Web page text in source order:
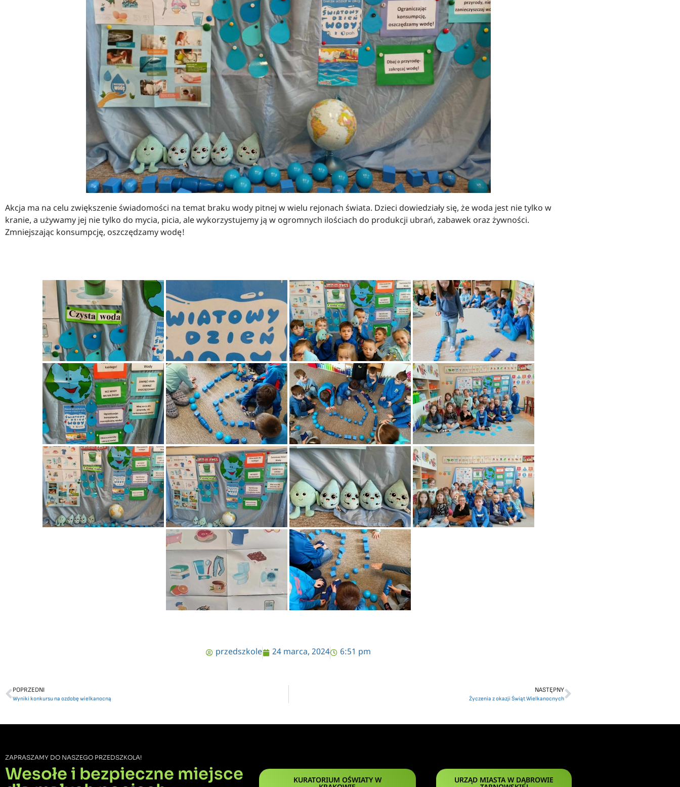
Akcja ma na celu zwiększenie świadomości na temat braku wody pitnej w wielu rejonach świata. Dzieci dowiedziały się, że woda jest nie tylko w
kranie, a używamy jej nie tylko do mycia, picia, ale wykorzystujemy ją w ogromnych ilościach do produkcji ubrań, zabawek oraz żywności.
Zmniejszając konsumpcję, oszczędzamy wodę!
przedszkole 24 marca, 2024 6:51 pm
POPRZEDNI
Wyniki konkursu na ozdobę wielkanocną
NASTĘPNY
Życzenia z okazji Świąt Wielkanocnych
ZAPRASZAMY DO NASZEGO PRZEDSZKOLA!
Wesołe i bezpieczne miejsce
KURATORIUM OŚWIATY W URZĄD MIASTA W DĄBROWIE